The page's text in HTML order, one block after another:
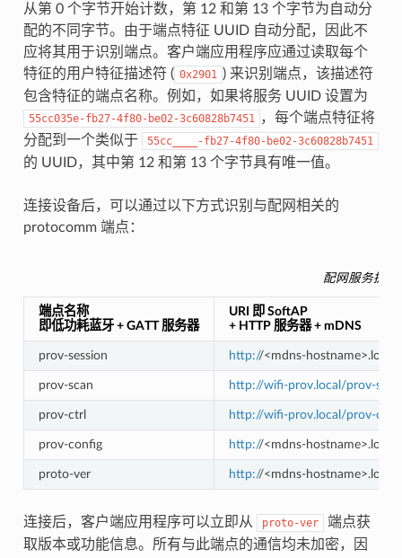
从第 0 个字节开始计数，第 12 和第 13 个字节为自动分
配的不同字节。由于端点特征 UUID 自动分配，因此不
应将其用于识别端点。客户端应用程序应通过读取每个
特征的用户特征描述符 ( 0x2901 ) 来识别端点，该描述符
包含特征的端点名称。例如，如果将服务 UUID 设置为
55cc035e-fb27-4f80-be02-3c60828b7451 ，每个端点特征将
分配到一个类似于
55cc____-fb27-4f80-be02-3c60828b7451
的 UUID，其中第 12 和第 13 个字节具有唯一值。
连接设备后，可以通过以下方式识别与配网相关的
protocomm 端点：
配网服务提供
端点名称
即低功耗蓝牙 + GATT 服务器
URI 即 SoftAP
+ HTTP 服务器 + mDNS
prov-session http://<mdns-
prov-scan http://wifi-prov.local/prov-scan
prov-ctrl http://wifi-prov.local/prov-ctrl
prov-config http://<mdns-
proto-ver http://<mdns-
连接后，客户端应用程序可以立即从 proto-ver
端点获
取版本或功能信息。所有与此端点的通信均未加密，因